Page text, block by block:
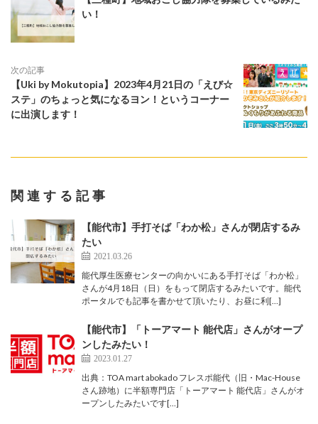
い！
次の記事
【Uki by Mokutopia】2023年4月21日の「えび☆
ステ」のちょっと気になるヨン！というコーナー
に出演します！
関連する記事
【能代市】手打そば「わか松」さんが閉店するみ
たい
2021.03.26
能代厚生医療センターの向かいにある手打そば「わか松」
さんが4月18日（日）をもって閉店するみたいです。能代
ポータルでも記事を書かせて頂いたり、お昼に利[…]
【能代市】「トーアマート 能代店」さんがオープ
ンしたみたい！
2023.01.27
出典：TOA mart abokado フレスポ能代（旧・Mac-House
さん跡地）に半額専門店「トーアマート 能代店」さんがオ
ープンしたみたいです[…]